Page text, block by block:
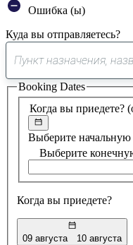
Ошибка (ы)
Куда вы отправляетесь?
Когда вы приедете?
Выберите начальную
Выберите
Когда вы приедете?
09 августа 10 августа
Booking Dates